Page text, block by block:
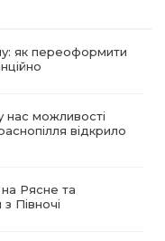
як переоформити
нас можливості
відкрило
на Рясне та
Півночі